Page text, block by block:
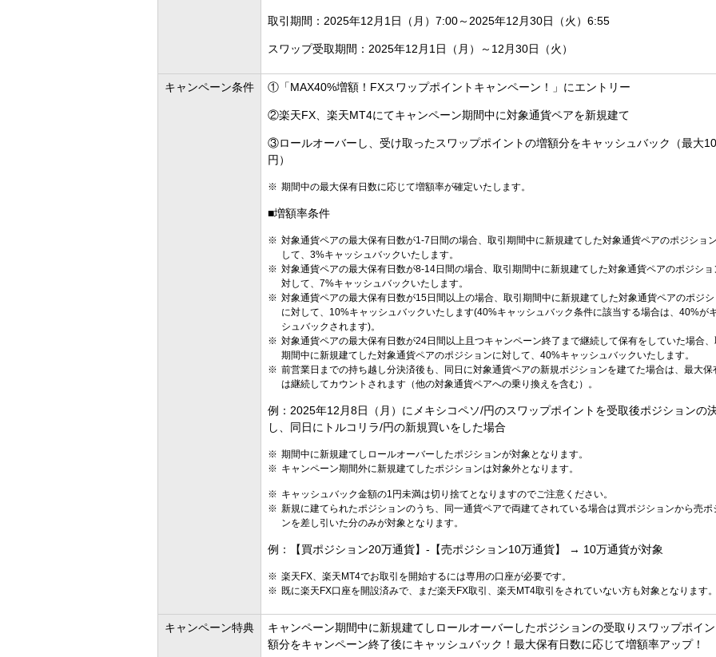
取引期間：2025年12月1日（月）7:00～2025年12月30日（火）6:55
スワップ受取期間：2025年12月1日（月）～12月30日（火）
キャンペーン条件 ①「MAX40%増額！FXスワップポイントキャンペーン！」にエントリー
②楽天FX、楽天MT4にてキャンペーン期間中に対象通貨ペアを新規建て
③ロールオーバーし、受け取ったスワップポイントの増額分をキャッシュバック（最大
円）
期間中の最大保有日数に応じて増額率が確定いたします。
■増額率条件
対象通貨ペアの最大保有日数が1-7日間の場合、取引期間中に新規建てした対象通貨ペアのポジショ
して、3%キャッシュバックいたします。
対象通貨ペアの最大保有日数が8-14日間の場合、取引期間中に新規建てした対象通貨ペアのポジショ
対して、7%キャッシュバックいたします。
対象通貨ペアの最大保有日数が15日間以上の場合、取引期間中に新規建てした対象通貨ペアのポジシ
に対して、10%キャッシュバックいたします(40%キャッシュバック条件に該当する場合は、40%が
シュバックされます)。
対象通貨ペアの最大保有日数が24日間以上且つキャンペーン終了まで継続して保有をしていた場合、
期間中に新規建てした対象通貨ペアのポジションに対して、40%キャッシュバックいたします。
前営業日までの持ち越し分決済後も、同日に対象通貨ペアの新規ポジションを建てた場合は、最大保
は継続してカウントされます（他の対象通貨ペアへの乗り換えを含む）。
例：2025年12月8日（月）にメキシコペソ/円のスワップポイントを受取後ポジションの
し、同日にトルコリラ/円の新規買いをした場合
期間中に新規建てしロールオーバーしたポジションが対象となります。
キャンペーン期間外に新規建てしたポジションは対象外となります。
キャッシュバック金額の1円未満は切り捨てとなりますのでご注意ください。
新規に建てられたポジションのうち、同一通貨ペアで両建てされている場合は買ポジションから売ポ
ンを差し引いた分のみが対象となります。
例：【買ポジション20万通貨】-【売ポジション10万通貨】 → 10万通貨が対象
楽天FX、楽天MT4でお取引を開始するには専用の口座が必要です。
既に楽天FX口座を開設済みで、まだ楽天FX取引、楽天MT4取引をされていない方も対象となります。
キャンペーン特典
キャンペーン期間中に新規建てしロールオーバーしたポジションの受取りスワップポイ
額分をキャンペーン終了後にキャッシュバック！最大保有日数に応じて増額率アップ！